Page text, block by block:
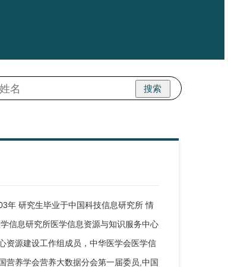
搜索
研究生毕业于中国科技信息研究所 情
息研究所医学信息资源与知识服务中心
资源建设工作组成员，中华医学会医学信
营养学会营养大数据分会第一届委员,中国